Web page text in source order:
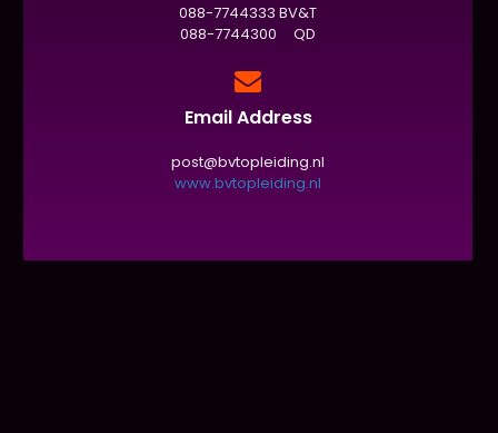
088-7744333 BV&T
088-7744300 QD
Email Address
post@bvtopleiding.nl
www.bvtopleiding.nl